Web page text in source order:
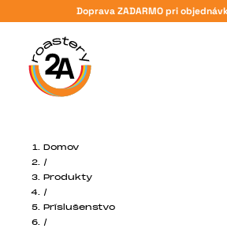
Doprava ZADARMO pri
Domov
/
Produkty
/
Príslušenstvo
/